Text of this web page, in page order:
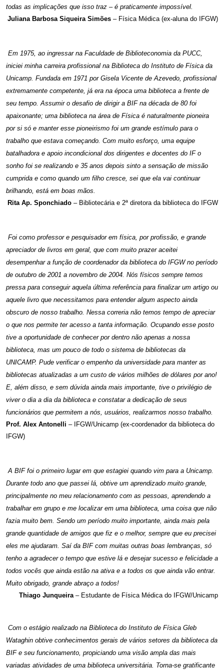
todas as implicações que isso traz – é praticamente impossível.
Juliana Barbosa Siqueira Simões – Física Médica (ex-aluna do IFGW)
Em 1975, ao ingressar na Faculdade de Biblioteconomia da PUCC,
iniciei minha carreira profissional na Biblioteca do Instituto de Física da
Unicamp. Fundada em 1971 por Gisela Vicente de Azevedo, profissional
extremamente competente, já era na época uma biblioteca a frente de
seu tempo. Assumir o desafio de dirigir a BIF na década de 80 foi
apaixonante; uma biblioteca na área de Física é naturalmente pioneira
por si só e manter esse pioneirismo foi um grande estímulo para o
trabalho que estava começando. Com muito esforço, uma equipe
batalhadora e apoio incondicional dos dirigentes e docentes do IF o
sonho foi se realizando e 35 anos depois sinto a sensação de missão
cumprida e como quando um filho cresce, sei que ela vai continuar
brilhando, está em boas mãos.
Rita Ap. Sponchiado – Bibliotecária e 2ª diretora da biblioteca do IFGW
Foi como professor e pesquisador em física, por profissão, e grande
apreciador de livros em geral, que com muito prazer aceitei
desempenhar a função de coordenador da biblioteca do IFGW no período
de outubro de 2001 a novembro de 2004. Nós físicos sempre temos
pressa para conseguir aquela última referência para finalizar um artigo ou
aquele livro que necessitamos para entender algum aspecto ainda
obscuro de nosso trabalho. Nessa correria não temos tempo de apreciar
o que nos permite ter acesso a tanta informação. Ocupando esse posto
tive a oportunidade de conhecer por dentro não apenas a nossa
biblioteca, mas um pouco de todo o sistema de bibliotecas da
UNICAMP. Pude verificar o empenho da universidade para manter as
bibliotecas atualizadas a um custo de vários milhões de dólares por ano!
E, além disso, e sem dúvida ainda mais importante, tive o privilégio de
viver o dia a dia da biblioteca e constatar a dedicação de seus
funcionários que permitem a nós, usuários, realizarmos nosso trabalho.
Prof. Alex Antonelli – IFGW/Unicamp (ex-coordenador da biblioteca do
IFGW)
A BIF foi o primeiro lugar em que estagiei quando vim para a Unicamp.
Durante todo ano que passei lá, obtive um aprendizado muito grande,
principalmente no meu relacionamento com as pessoas, aprendendo a
trabalhar em grupo e me localizar em uma biblioteca, uma coisa que não
fazia muito bem. Sendo um período muito importante, ainda mais pela
grande quantidade de amigos que fiz e o melhor, sempre que eu precisei
eles me ajudaram. Saí da BIF com muitas outras boas lembranças, só
tenho a agradecer o tempo que estive lá e desejar sucesso e felicidade a
todos vocês que ainda estão na ativa e a todos os que ainda vão entrar.
Muito obrigado, grande abraço a todos!
Thiago Junqueira – Estudante de Física Médica do IFGW/Unicamp
Com o estágio realizado na Biblioteca do Instituto de Física Gleb
Wataghin obtive conhecimentos gerais de vários setores da biblioteca da
BIF e seu funcionamento, propiciando uma visão ampla das mais
variadas atividades de uma biblioteca universitária. Torna-se gratificante